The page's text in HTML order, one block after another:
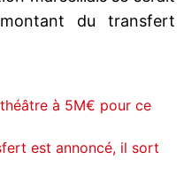
du transfert
à 5M€ pour ce
est annoncé, il sort